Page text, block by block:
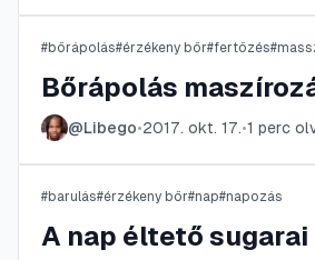
#bőrápolás#érzékeny bőr#fertőzés#
Bőrápolás
@Libego•2017. okt. 17.•1 perc
#barulás#érzékeny bőr#nap#napozás
A nap éltető sugarai